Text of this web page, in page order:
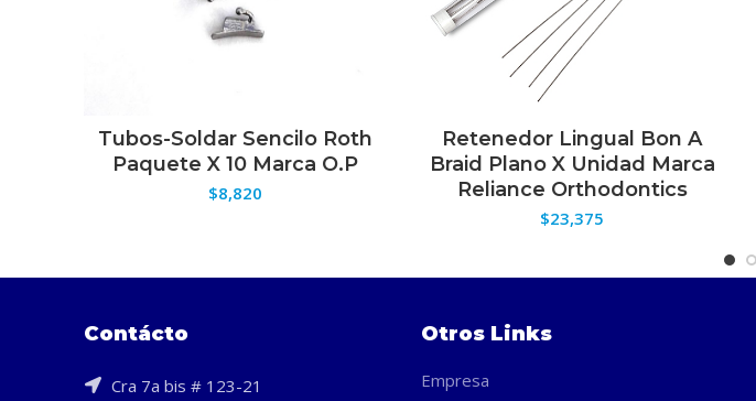
SELECCIONAR OPCIONES
Tubos-Soldar Sencilo Roth
Paquete X 10 Marca O.P
$8,820
SELECCIONAR OPCIONES
Retenedor Lingual Bon A
Braid Plano X Unidad Marca
Reliance Orthodontics
$23,375
Contácto
Cra 7a bis # 123-21
Otros Links
Empresa